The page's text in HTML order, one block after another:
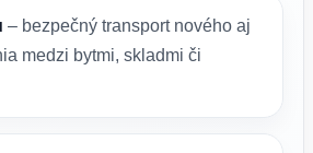
– bezpečný transport nového aj
medzi bytmi, skladmi či